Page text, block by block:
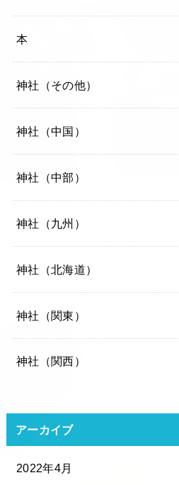
本
神社（その他）
神社（中国）
神社（中部）
神社（九州）
神社（北海道）
神社（関東）
神社（関西）
アーカイブ
2022年4月